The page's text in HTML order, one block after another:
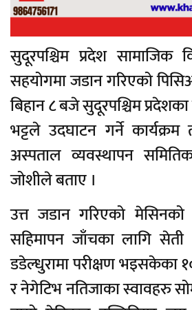
सुदूरपश्चिम प्रदेश सामाजिक
सहयोगमा जडान गरिएको
बिहान ८ बजे सुदूरपश्चिम प्रदेशका
भट्टले उदघाटन गर्ने
अस्पताल व्यवस्थापन
जोशीले बताए ।
उत्त जडान गरिएको मेसिनको
सहिमापन जाँचका लागि
डडेल्धुरामा परीक्षण भइसकेका
र नेगेटिभ नतिजाका स्वावहरु